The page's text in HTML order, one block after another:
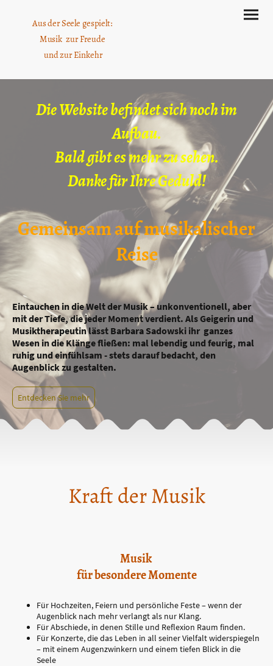
Aus der Seele gespielt:
Musik zur Freude
und zur Einkehr
Die Website befindet sich noch im
Aufbau.
Bald gibt es mehr zu sehen.
Danke für Ihre Geduld!
Gemeinsam auf musikalischer
Reise
Eintauchen in die Welt der Musik – unkonventionell, aber
mit der Tiefe, die jeder Moment verdient. Als Geigerin und
Musiktherapeutin lässt Barbara Sadowski ihr ganzes
Wesen in die Klänge fließen: mal lebendig und feurig, mal
ruhig und einfühlsam - stets darauf bedacht, den
Augenblick zu gestalten.
Entdecken Sie mehr
Kraft der Musik
Musik
für besondere Momente
Für Hochzeiten, Feiern und persönliche Feste – wenn der
Augenblick nach mehr verlangt als nur Klang.
Für Abschiede, in denen Stille und Reflexion Raum finden.
Für Konzerte, die das Leben in all seiner Vielfalt widerspiegeln
– mit einem Augenzwinkern und einem tiefen Blick in die
Seele